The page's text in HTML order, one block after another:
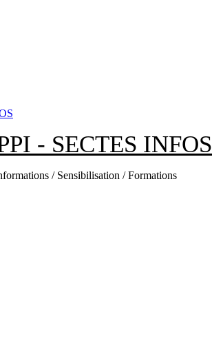
- SECTES INFOS
/ Sensibilisation / Formations